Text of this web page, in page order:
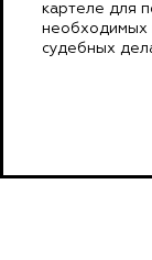
картеле для
необходимых
судебных